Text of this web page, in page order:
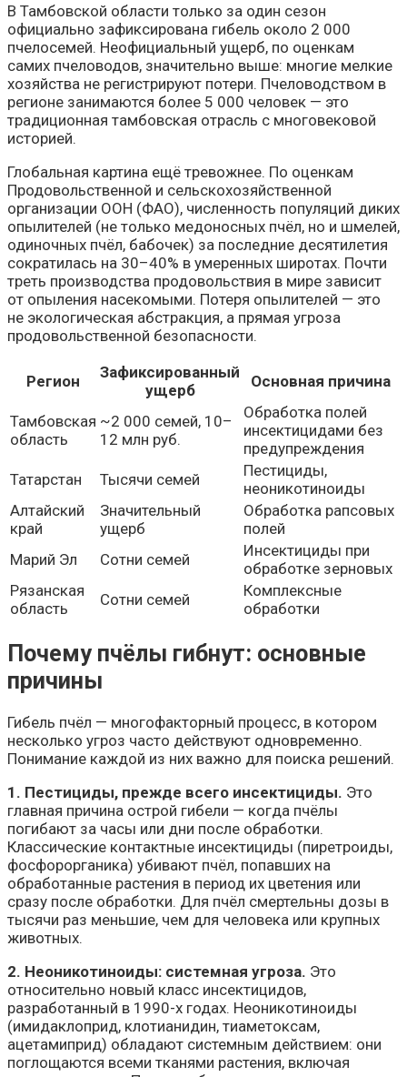
В Тамбовской области только за один сезон
официально зафиксирована гибель около 2 000
пчелосемей. Неофициальный ущерб, по оценкам
самих пчеловодов, значительно выше: многие мелкие
хозяйства не регистрируют потери. Пчеловодством в
регионе занимаются более 5 000 человек — это
традиционная тамбовская отрасль с многовековой
историей.
Глобальная картина ещё тревожнее. По оценкам
Продовольственной и сельскохозяйственной
организации ООН (ФАО), численность популяций диких
опылителей (не только медоносных пчёл, но и шмелей,
одиночных пчёл, бабочек) за последние десятилетия
сократилась на 30–40% в умеренных широтах. Почти
треть производства продовольствия в мире зависит
от опыления насекомыми. Потеря опылителей — это
не экологическая абстракция, а прямая угроза
продовольственной безопасности.
Регион
Зафиксированный
ущерб
Основная причина
Тамбовская
область
~2 000 семей, 10–
12 млн руб.
Обработка полей
инсектицидами без
предупреждения
Татарстан
Тысячи семей
Пестициды,
неоникотиноиды
Алтайский
край
Значительный
ущерб
Обработка рапсовых
полей
Марий Эл
Сотни семей
Инсектициды при
обработке зерновых
Рязанская
область
Сотни семей
Комплексные
обработки
Почему пчёлы гибнут: основные
причины
Гибель пчёл — многофакторный процесс, в котором
несколько угроз часто действуют одновременно.
Понимание каждой из них важно для поиска решений.
1. Пестициды, прежде всего инсектициды. Это
главная причина острой гибели — когда пчёлы
погибают за часы или дни после обработки.
Классические контактные инсектициды (пиретроиды,
фосфорорганика) убивают пчёл, попавших на
обработанные растения в период их цветения или
сразу после обработки. Для пчёл смертельны дозы в
тысячи раз меньшие, чем для человека или крупных
животных.
2. Неоникотиноиды: системная угроза. Это
относительно новый класс инсектицидов,
разработанный в 1990-х годах. Неоникотиноиды
(имидаклоприд, клотианидин, тиаметоксам,
ацетамиприд) обладают системным действием: они
поглощаются всеми тканями растения, включая